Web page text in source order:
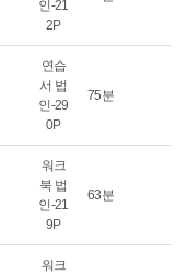
인-21
2P
연습
서 법
인-29
0P
75분
워크
북 법
인-21
9P
63분
워크